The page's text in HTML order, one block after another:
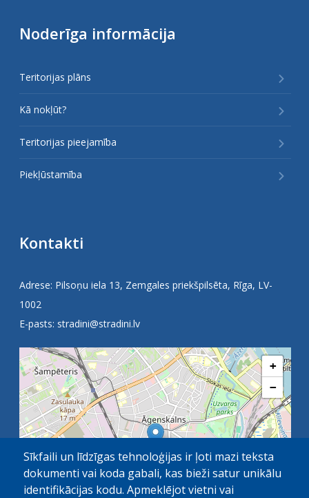
Noderīga informācija
Teritorijas plāns
Kā nokļūt?
Teritorijas pieejamība
Piekļūstamība
Kontakti
Adrese: Pilsoņu iela 13, Zemgales priekšpilsēta, Rīga, LV-
1002
E-pasts: stradini@stradini.lv
+
−
Sīkfaili un līdzīgas tehnoloģijas ir ļoti mazi teksta
dokumenti vai koda gabali, kas bieži satur unikālu
identifikācijas kodu. Apmeklējot vietni vai